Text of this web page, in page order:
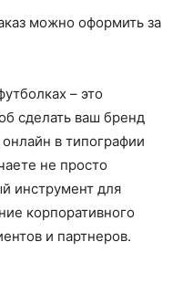
можно оформить за
– это
сделать ваш бренд
в типографии
не просто
инструмент для
корпоративного
и партнеров.